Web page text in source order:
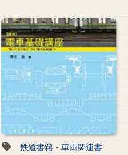
鉄道書籍・車両関連書